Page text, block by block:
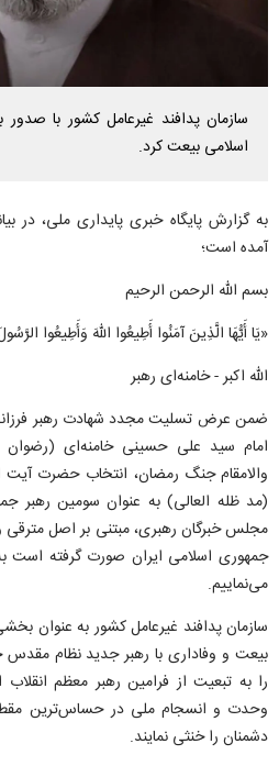
سازمان پدافند غیرعامل کشور با صدور
اسلامی بیعت کرد.
به گزارش پایگاه خبری پایداری ملی، در
آمده است؛
بسم الله الرحمن الرحیم
«یَا أَیُّهَا الَّذِینَ آمَنُوا أَطِیعُوا اللهَ وَأَطِیعُوا
الله اکبر - خامنه‌ای رهبر
ضمن عرض تسلیت مجدد شهادت رهبر
امام سید علی حسینی خامنه‌ای (رضوان
والامقام جنگ رمضان، انتخاب حضرت
(مد ظله العالی) به عنوان سومین رهبر
مجلس خبرگان رهبری، مبتنی بر اصل مترقی
جمهوری اسلامی ایران صورت گرفته است
می‌نماییم.
سازمان پدافند غیرعامل کشور به عنوان
بیعت و وفاداری با رهبر جدید نظام مقدس
را به تبعیت از فرامین رهبر معظم
وحدت و انسجام ملی در حساس‌ترین
دشمنان را خنثی نمایند.